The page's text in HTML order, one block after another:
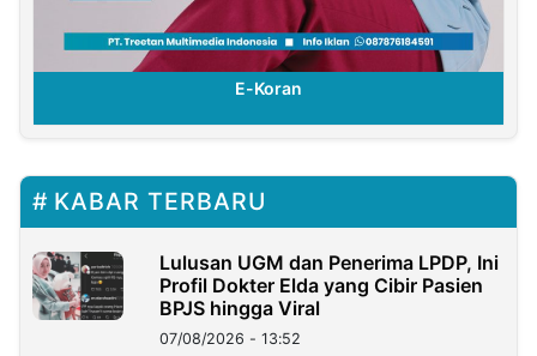
E-Koran
KABAR TERBARU
Lulusan UGM dan Penerima LPDP, Ini
Profil Dokter Elda yang Cibir Pasien
BPJS hingga Viral
07/08/2026 - 13:52